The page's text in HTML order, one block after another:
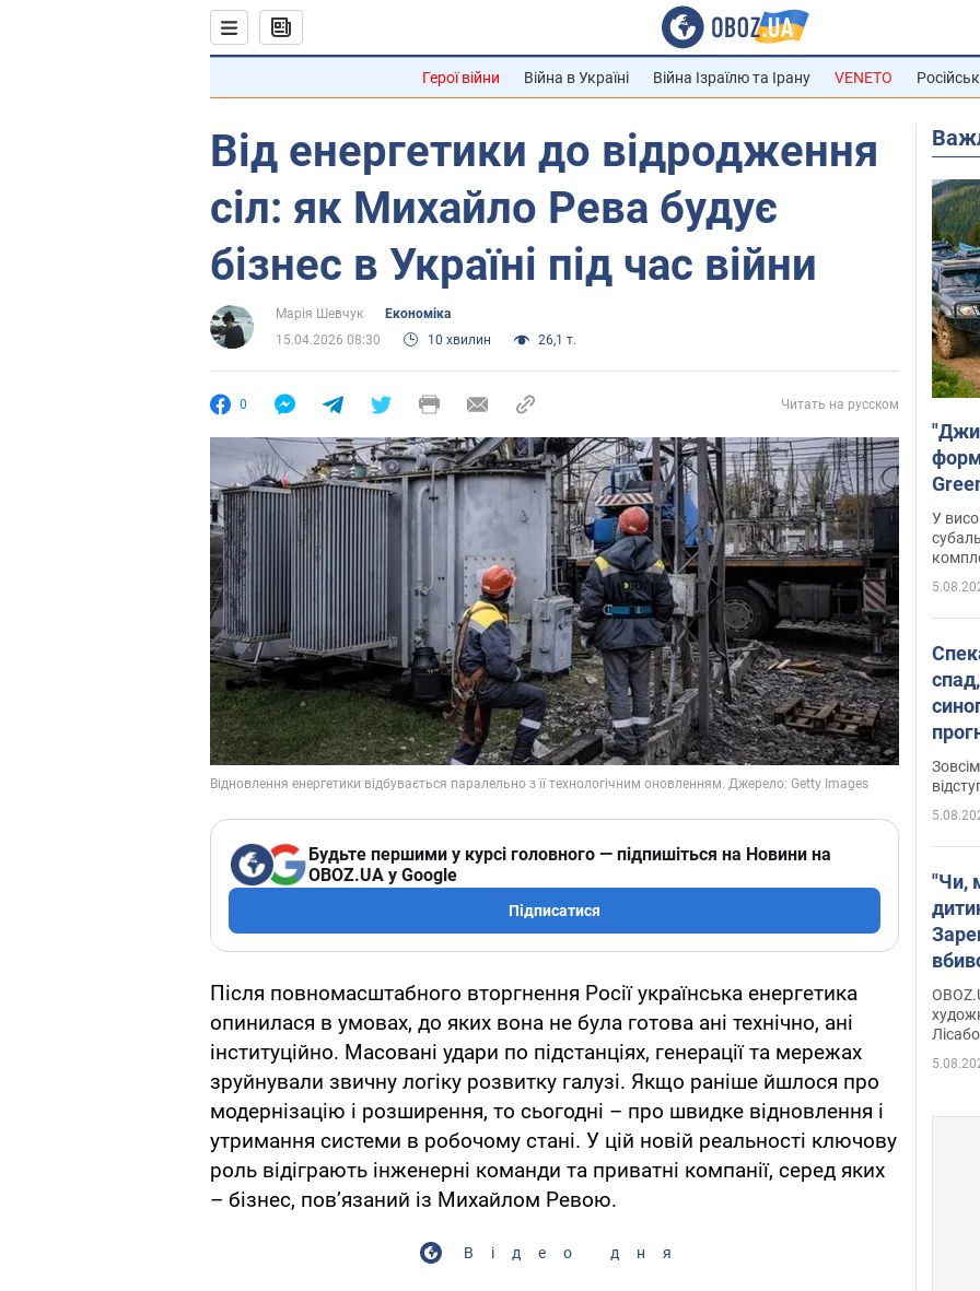
Герої війни Війна в Україні Війна Ізраїлю та Ірану VENETO
Від енергетики до відродження
сіл: як Михайло Рева будує
бізнес в Україні під час війни
Марія Шевчук
Економіка
15.04.2026 08:30
10 хвилин 26,1 т.
0 Читать на русском
Будьте першими у курсі головного — підпишіться на Новини на
OBOZ.UA у Google
Підписатися
Після повномасштабного вторгнення Росії українська енергетика
опинилася в умовах, до яких вона не була готова ані технічно, ані
інституційно. Масовані удари по підстанціях, генерації та мережах
зруйнували звичну логіку розвитку галузі. Якщо раніше йшлося про
модернізацію і розширення, то сьогодні – про швидке відновлення і
утримання системи в робочому стані. У цій новій реальності ключову
роль відіграють інженерні команди та приватні компанії, серед яких
– бізнес, пов’язаний із Михайлом Ревою.
Відео дня
У
"Чи,
в